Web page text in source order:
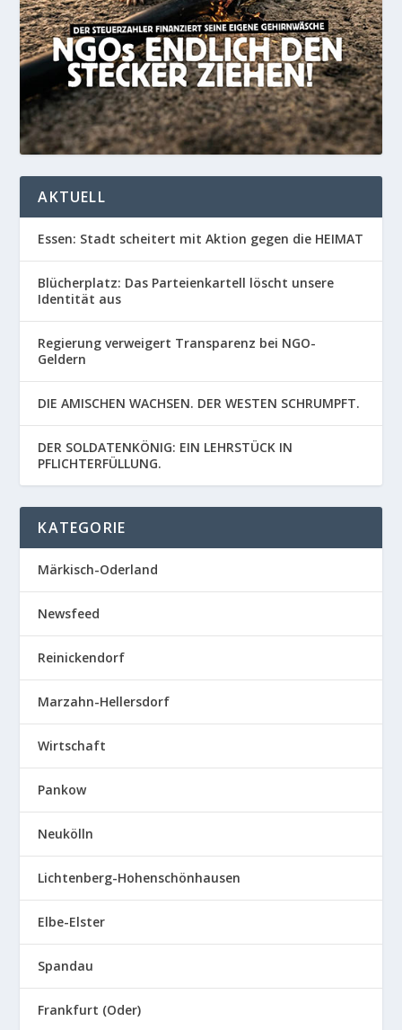
AKTUELL
Essen: Stadt scheitert mit Aktion gegen die HEIMAT
Blücherplatz: Das Parteienkartell löscht unsere
Identität aus
Regierung verweigert Transparenz bei NGO-
Geldern
DIE AMISCHEN WACHSEN. DER WESTEN SCHRUMPFT.
DER SOLDATENKÖNIG: EIN LEHRSTÜCK IN
PFLICHTERFÜLLUNG.
KATEGORIE
Märkisch-Oderland
Newsfeed
Reinickendorf
Marzahn-Hellersdorf
Wirtschaft
Pankow
Neukölln
Lichtenberg-Hohenschönhausen
Elbe-Elster
Spandau
Frankfurt (Oder)